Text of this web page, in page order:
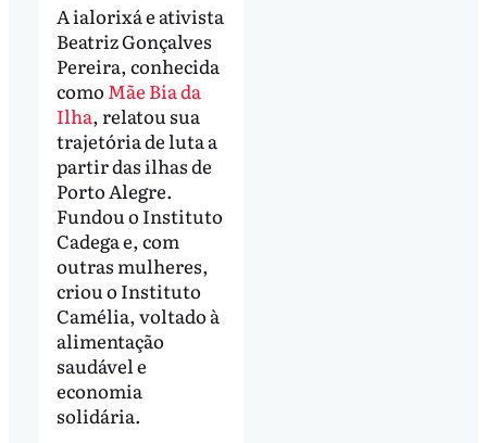
A ialorixá e ativista
Beatriz Gonçalves
Pereira, conhecida
como Mãe Bia da
Ilha, relatou sua
trajetória de luta a
partir das ilhas de
Porto Alegre.
Fundou o Instituto
Cadega e, com
outras mulheres,
criou o Instituto
Camélia, voltado à
alimentação
saudável e
economia
solidária.